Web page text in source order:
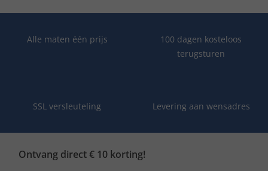
Alle maten één prijs
100 dagen kosteloos
terugsturen
SSL versleuteling Levering aan wensadres
Ontvang direct € 10 korting!